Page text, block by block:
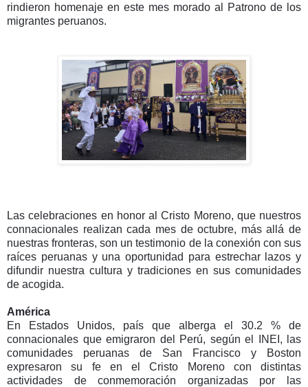
rindieron homenaje en este mes morado al Patrono de los
migrantes peruanos.
Las celebraciones en honor al Cristo Moreno, que nuestros
connacionales realizan cada mes de octubre, más allá de
nuestras fronteras, son un testimonio de la conexión con sus
raíces peruanas y una oportunidad para estrechar lazos y
difundir nuestra cultura y tradiciones en sus comunidades
de acogida.
América
En Estados Unidos, país que alberga el 30.2 % de
connacionales que emigraron del Perú, según el INEI, las
comunidades peruanas de San Francisco y Boston
expresaron su fe en el Cristo Moreno con distintas
actividades de conmemoración organizadas por las